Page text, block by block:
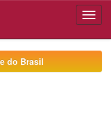
do Brasil